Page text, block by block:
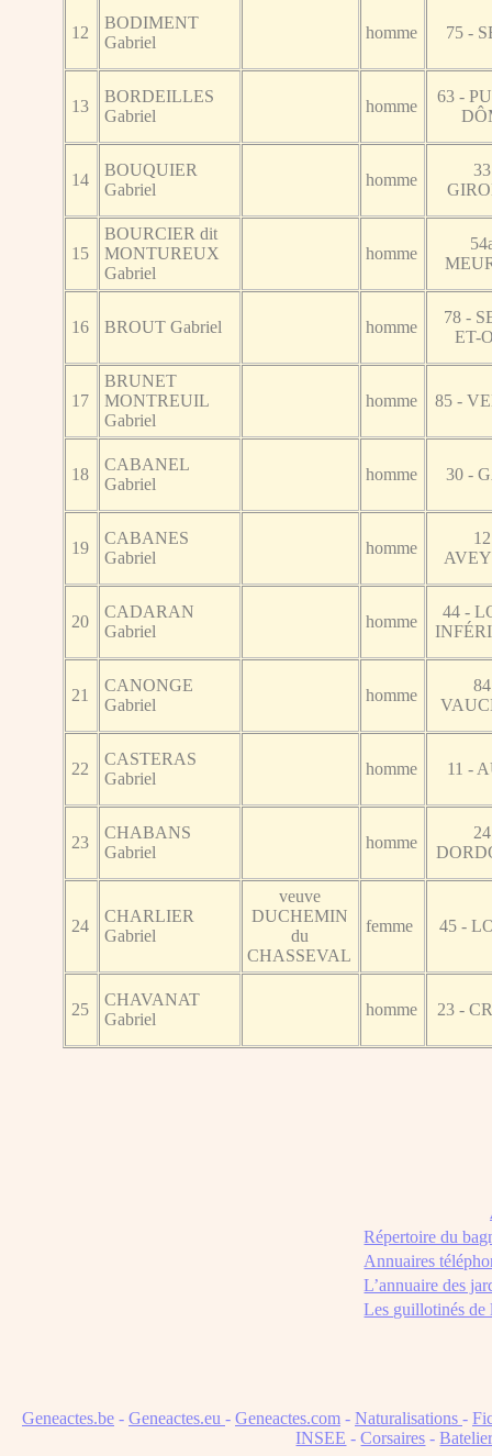
12
BODIMENT
Gabriel
homme 75 -
13
BORDEILLES
Gabriel
homme
63 -
14
BOUQUIER
Gabriel
homme
15
BOURCIER dit
MONTUREUX
Gabriel
homme
16 BROUT Gabriel homme
78 -
ET-
17
BRUNET
MONTREUIL
Gabriel
homme 85 -
18
CABANEL
Gabriel
homme 30 -
19
CABANES
Gabriel
homme
20
CADARAN
Gabriel
homme
44 -
21
CANONGE
Gabriel
homme
22
CASTERAS
Gabriel
homme 11 -
23
CHABANS
Gabriel
homme
24
CHARLIER
Gabriel
veuve
DUCHEMIN
du
CHASSEVAL
femme 45 -
25
CHAVANAT
Gabriel
homme 23 -
Répertoire du
Annuaires
L’annuaire des
Les guillotinés de
Geneactes.be - Geneactes.eu - Geneactes.com - Naturalisations -
INSEE -Corsaires -